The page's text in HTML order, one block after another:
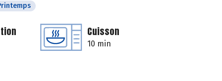
Cuisson
10 min